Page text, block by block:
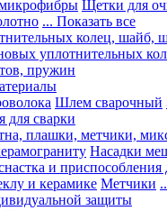
Щетки для
... Показать все
колец, шайб,
уплотнительных
пружин
Шлем сварочный
для сварки
плашки, метчики,
Насадки
и приспособления
и керамике Метчики
защиты